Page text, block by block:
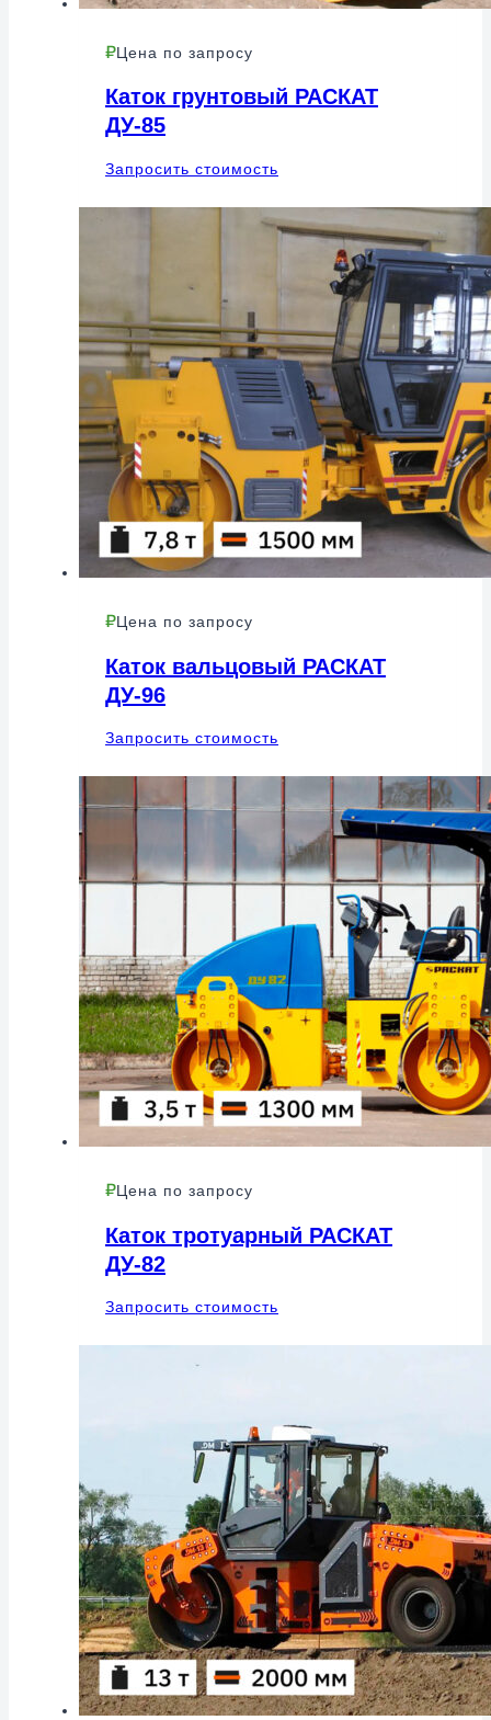
Цена по запросу
Каток грунтовый РАСКАТ
ДУ-85
Запросить стоимость
Цена по запросу
Каток вальцовый РАСКАТ
ДУ-96
Запросить стоимость
Цена по запросу
Каток тротуарный РАСКАТ
ДУ-82
Запросить стоимость